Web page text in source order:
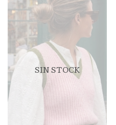
SIN STOCK